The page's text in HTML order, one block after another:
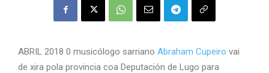
ABRIL 2018 0 musicólogo sarriano Abraham Cupeiro vai
de xira pola provincia coa Deputación de Lugo para